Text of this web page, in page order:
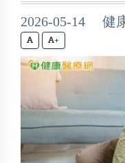
2026-05-14 健
+